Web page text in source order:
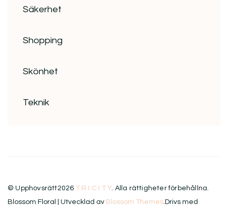
Säkerhet
Shopping
Skönhet
Teknik
© Upphovsrätt2026 T R I C I T Y. Alla rättigheter förbehållna.
Blossom Floral | Utvecklad av Blossom Themes.Drivs med